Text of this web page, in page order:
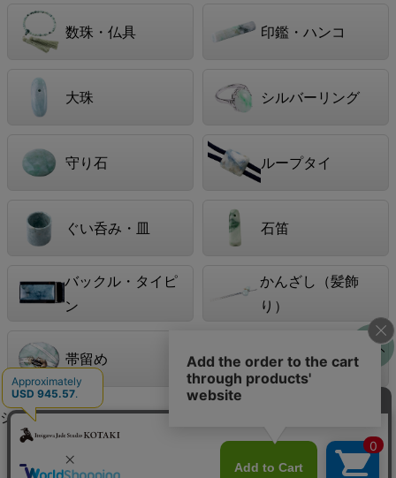
数珠・仏具 印鑑・ハンコ
大珠 シルバーリング
守り石 ループタイ
ぐい呑み・皿 石笛
バックル・タイピ
ン
かんざし（髪飾
り）
帯留め ガイドブック
シーンで選ぶ